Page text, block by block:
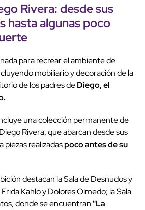
Rivera: desde sus
hasta algunas poco
para recrear el ambiente de
mobiliario y decoración de la
de los padres deDiego, el
una colección permanente de
Rivera, que abarcan desde sus
piezas realizadaspoco antes de su
destacan la Sala de Desnudos y
Kahlo y Dolores Olmedo; la Sala
donde se encuentran "La